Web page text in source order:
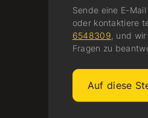
Sende eine E-Mail
oder kontaktiere
6548309, und
Fragen zu
Auf diese